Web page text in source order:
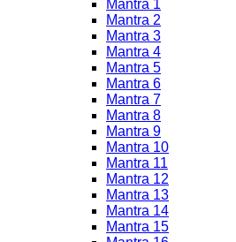
Mantra 1
Mantra 2
Mantra 3
Mantra 4
Mantra 5
Mantra 6
Mantra 7
Mantra 8
Mantra 9
Mantra 10
Mantra 11
Mantra 12
Mantra 13
Mantra 14
Mantra 15